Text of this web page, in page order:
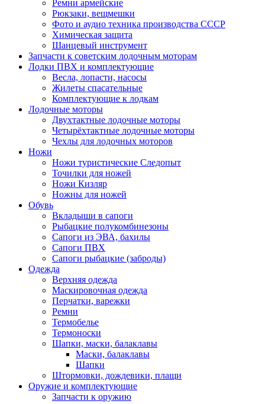
Ремни армейские
Рюкзаки, вещмешки
Фото и аудио техника производства СССР
Химическая защита
Шанцевый инструмент
Запчасти к советским лодочным моторам
Лодки ПВХ и комплектующие
Весла, лопасти, насосы
Жилеты спасательные
Комплектующие к лодкам
Лодочные моторы
Двухтактные лодочные моторы
Четырёхтактные лодочные моторы
Чехлы для лодочных моторов
Ножи
Ножи туристические Следопыт
Точилки для ножей
Ножи Кизляр
Ножны для ножей
Обувь
Вкладыши в сапоги
Рыбацкие полукомбинезоны
Сапоги из ЭВА, бахилы
Сапоги ПВХ
Сапоги рыбацкие (заброды)
Одежда
Верхняя одежда
Маскировочная одежда
Перчатки, варежки
Ремни
Термобелье
Термоноски
Шапки, маски, балаклавы
Маски, балаклавы
Шапки
Штормовки, дождевики, плащи
Оружие и комплектующие
Запчасти к оружию